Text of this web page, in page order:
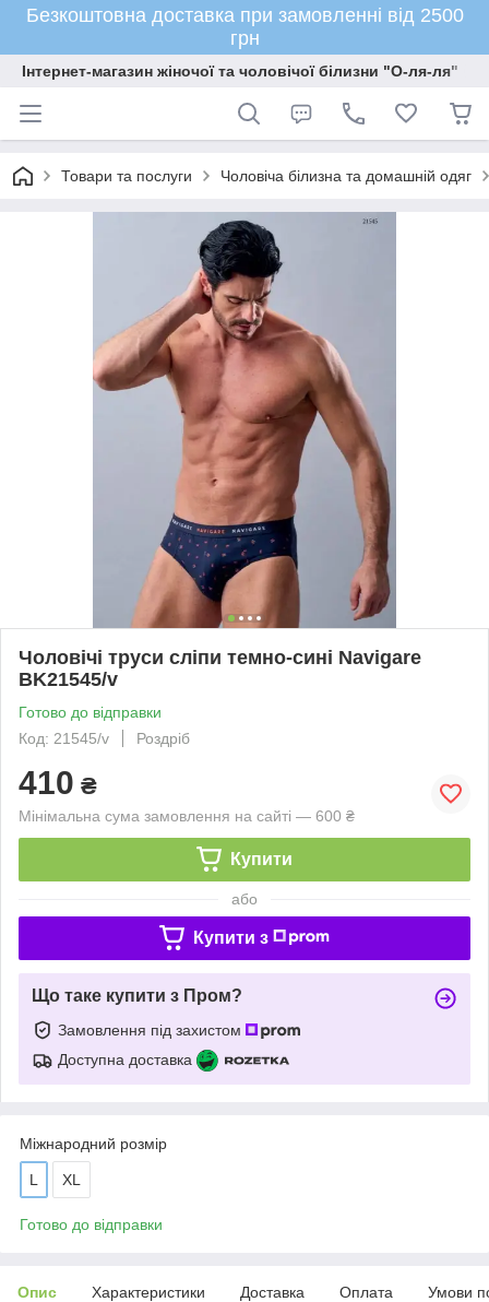
Безкоштовна доставка при замовленні від 2500
грн
Інтернет-магазин жіночої та чоловічої білизни "О-ля-ля"
Товари та послуги Чоловіча білизна та домашній одяг
Чоловічі труси сліпи темно-сині Navigare
BK21545/v
Готово до відправки
Код: 21545/v
Роздріб
410 ₴
Мінімальна сума замовлення на сайті — 600 ₴
Купити
або
Купити з
Що таке купити з Пром?
Замовлення під захистом
Доступна доставка
Міжнародний розмір
L XL
Готово до відправки
Опис Характеристики Доставка Оплата Умови